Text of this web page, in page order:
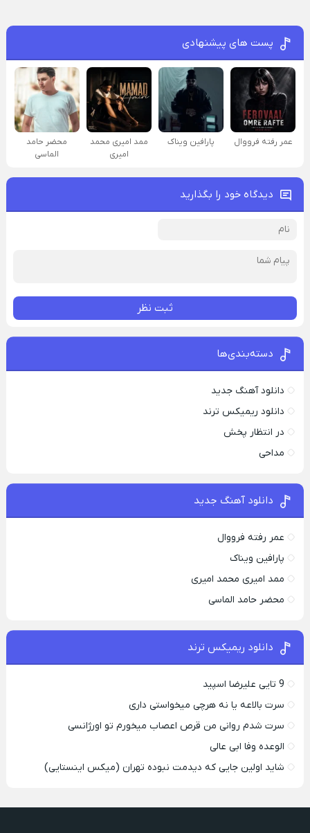
پست های پیشنهادی
عمر رفته فرووال پارافين ویناک
ممد امیری محمد
امیری
محضر حامد
الماسی
دیدگاه خود را بگذارید
ثبت نظر
دسته‌بندی‌ها
دانلود آهنگ جدید
دانلود ریمیکس ترند
در انتظار پخش
مداحی
دانلود آهنگ جدید
عمر رفته فرووال
پارافين ویناک
ممد امیری محمد امیری
محضر حامد الماسی
دانلود ریمیکس ترند
9 تایی علیرضا اسپید
سرت بالاعه یا نه هرچی میخواستی داری
سرت شدم روانی من قرص اعصاب میخورم تو اورژانسی
الوعده وفا ابی عالی
شاید اولین جایی که دیدمت نبوده تهران (میکس اینستایی)